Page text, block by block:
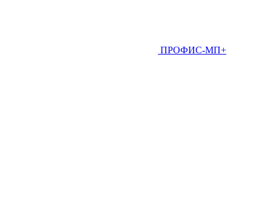
ПРОФИС-МП+